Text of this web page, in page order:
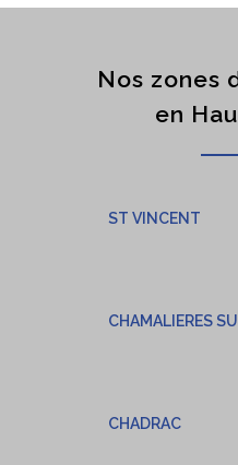
Nos zones
en
ST VINCENT
CHAMALIERES
CHADRAC